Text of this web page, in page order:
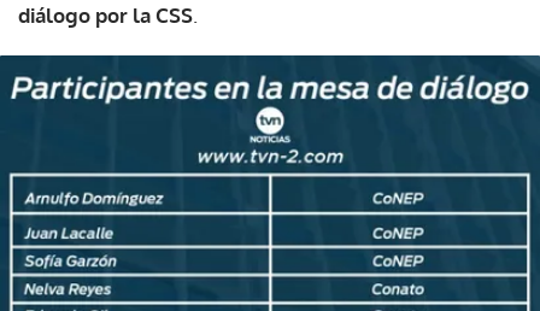
diálogo por la CSS